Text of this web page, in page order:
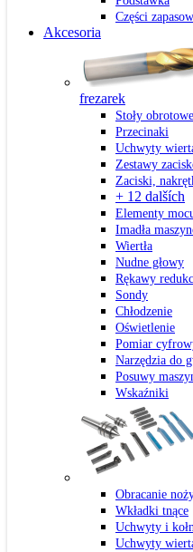
Części
Akcesoria
frezarek
Stoły
Przecinaki
Uchwyty
Zestawy
Zaciski,
+ 12 dalších
Elementy
Imadła
Wiertła
Nudne głowy
Rękawy
Sondy
Chłodzenie
Oświetlenie
Pomiar
Narzędzia do
Posuwy
Wskaźniki
Obracanie
Wkładki tnące
Uchwyty i
Uchwyty